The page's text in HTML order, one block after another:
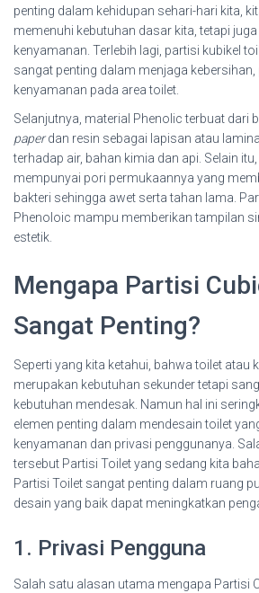
penting dalam kehidupan sehari-hari kita,
memenuhi kebutuhan dasar kita, tetapi
kenyamanan. Terlebih lagi, partisi kubikel
sangat penting dalam menjaga kebersihan,
kenyamanan pada area toilet.
Selanjutnya, material Phenolic terbuat dari
paperdan resin sebagai lapisan atau
terhadap air, bahan kimia dan api. Selain
mempunyai pori permukaannya yang
bakteri sehingga awet serta tahan lama.
Phenoloic mampu memberikan tampilan
estetik.
Mengapa Partisi
Sangat Penting?
Seperti yang kita ketahui, bahwa toilet atau
merupakan kebutuhan sekunder tetapi
kebutuhan mendesak. Namun hal ini
elemen penting dalam mendesain toilet
kenyamanan dan privasi penggunanya.
tersebut Partisi Toilet yang sedang kita
Partisi Toilet sangat penting dalam ruang
desain yang baik dapat meningkatkan
1. Privasi Pengguna
Salah satu alasan utama mengapa Partisi